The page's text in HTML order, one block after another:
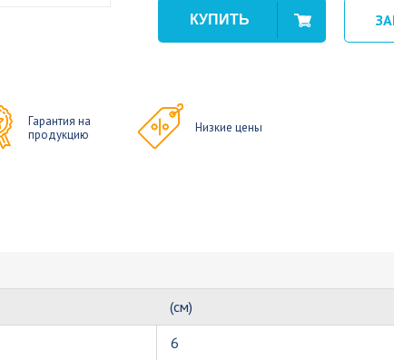
Гарантия на
продукцию
Низкие цены
(см)
6